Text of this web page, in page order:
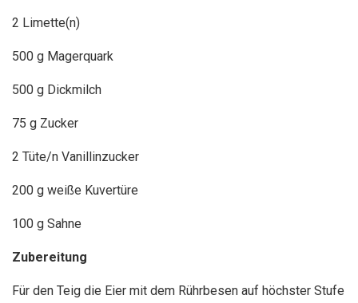
2 Limette(n)
500 g Magerquark
500 g Dickmilch
75 g Zucker
2 Tüte/n Vanillinzucker
200 g weiße Kuvertüre
100 g Sahne
Zubereitung
Für den Teig die Eier mit dem Rührbesen auf höchster Stufe